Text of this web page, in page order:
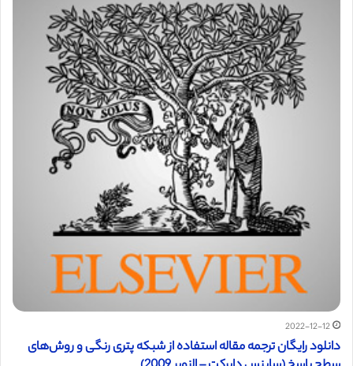
2022-12-12
دانلود رایگان ترجمه مقاله استفاده از شبکه پتری رنگی و روش‌های